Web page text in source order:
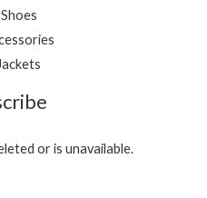
or is unavailable.